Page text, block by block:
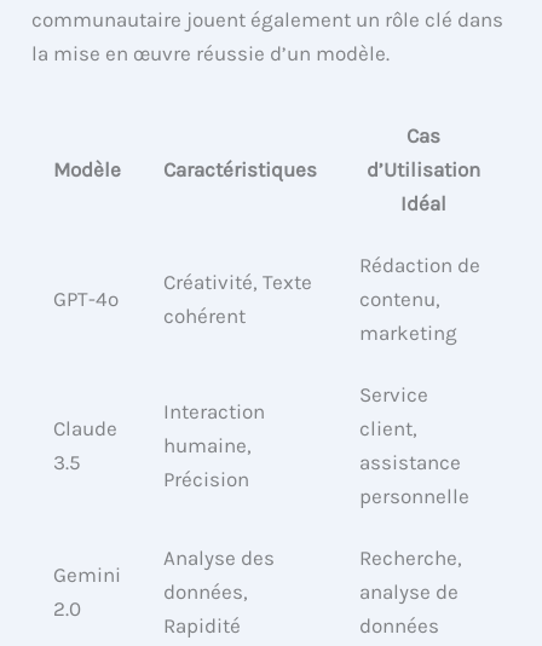
communautaire jouent également un rôle clé dans
la mise en œuvre réussie d’un modèle.
Modèle Caractéristiques
Cas
d’Utilisation
Idéal
GPT-4o
Créativité, Texte
cohérent
Rédaction de
contenu,
marketing
Claude
3.5
Interaction
humaine,
Précision
Service
client,
assistance
personnelle
Gemini
2.0
Analyse des
données,
Rapidité
Recherche,
analyse de
données